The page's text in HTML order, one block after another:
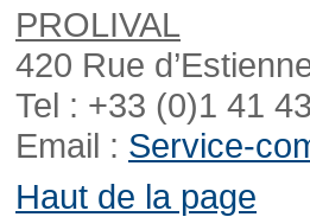
PROLIVAL
420 Rue
Tel : +33 (0)1 41
Email : Service-
Haut de la page